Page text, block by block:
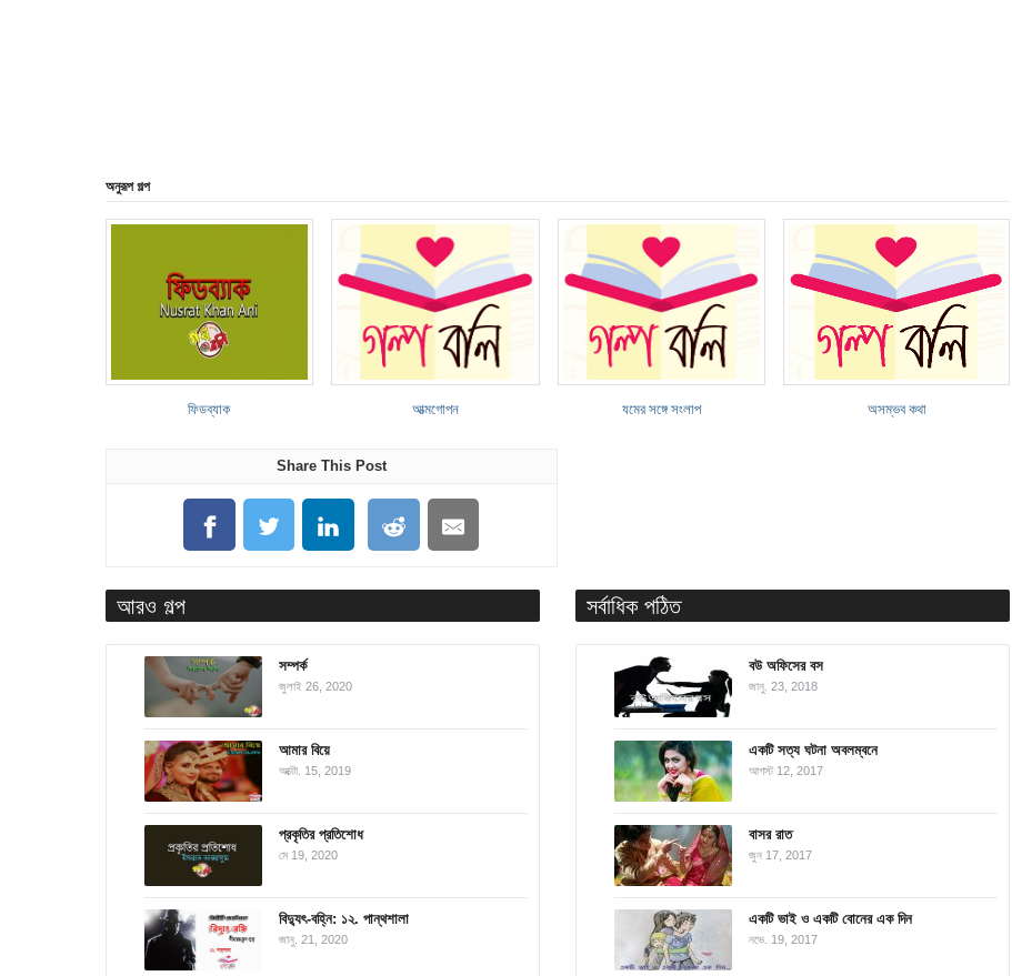
অনুরূপ গল্প
ফিডব্যাক আত্মগোপন যমের সঙ্গে সংলাপ অসম্ভব কথা
Share This Post
আরও গল্প
সম্পর্ক
জুলাই 26, 2020
আমার বিয়ে
অক্টো. 15, 2019
প্রকৃতির প্রতিশোধ
মে 19, 2020
বিদ্যুৎ-বহ্নি: ১২. পান্থশালা
জানু. 21, 2020
সর্বাধিক পঠিত
বউ অফিসের বস
জানু. 23, 2018
একটি সত্য ঘটনা অবলম্বনে
আগস্ট 12, 2017
বাসর রাত
জুন 17, 2017
একটি ভাই ও একটি বোনের এক দিন
নভে. 19, 2017